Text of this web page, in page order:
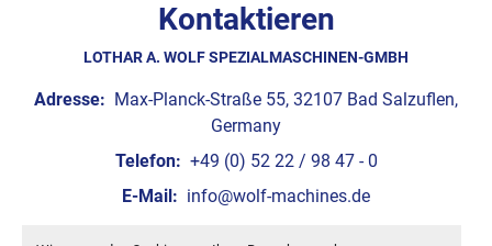
Kontaktieren
LOTHAR A. WOLF SPEZIALMASCHINEN-GMBH
Adresse: Max-Planck-Straße 55, 32107 Bad Salzuflen,
Germany
Telefon: +49 (0) 52 22 / 98 47 - 0
E-Mail: info@wolf-machines.de